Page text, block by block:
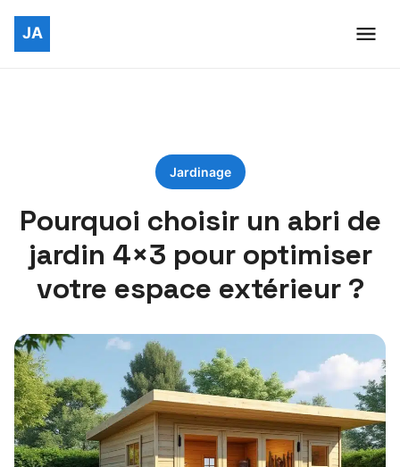
Jardinage
Pourquoi choisir un abri de
jardin 4×3 pour optimiser
votre espace extérieur ?